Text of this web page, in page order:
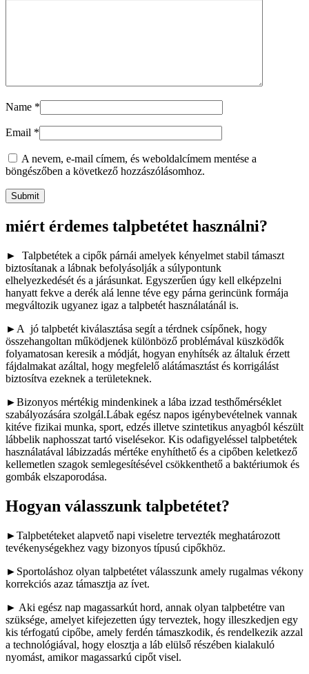
Name *
Email *
A nevem, e-mail címem, és weboldalcímem mentése a
böngészőben a következő hozzászólásomhoz.
miért érdemes talpbetétet használni?
► Talpbetétek a cipők párnái amelyek kényelmet stabil támaszt
biztosítanak a lábnak befolyásolják a súlypontunk
elhelyezkedését és a járásunkat. Egyszerűen úgy kell elképzelni
hanyatt fekve a derék alá lenne téve egy párna gerincünk formája
megváltozik ugyanez igaz a talpbetét használatánál is.
►A jó talpbetét kiválasztása segít a térdnek csípőnek, hogy
összehangoltan működjenek különböző problémával küszködők
folyamatosan keresik a módját, hogyan enyhítsék az általuk érzett
fájdalmakat azáltal, hogy megfelelő alátámasztást és korrigálást
biztosítva ezeknek a területeknek.
►Bizonyos mértékig mindenkinek a lába izzad testhőmérséklet
szabályozására szolgál.Lábak egész napos igénybevételnek vannak
kitéve fizikai munka, sport, edzés illetve szintetikus anyagból készült
lábbelik naphosszat tartó viselésekor. Kis odafigyeléssel talpbetétek
használatával lábizzadás mértéke enyhíthető és a cipőben keletkező
kellemetlen szagok semlegesítésével csökkenthető a baktériumok és
gombák elszaporodása.
Hogyan válasszunk talpbetétet?
►Talpbetéteket alapvető napi viseletre tervezték meghatározott
tevékenységekhez vagy bizonyos típusú cipőkhöz.
►Sportoláshoz olyan talpbetétet válasszunk amely rugalmas vékony
korrekciós azaz támasztja az ívet.
► Aki egész nap magassarkút hord, annak olyan talpbetétre van
szüksége, amelyet kifejezetten úgy terveztek, hogy illeszkedjen egy
kis térfogatú cipőbe, amely ferdén támaszkodik, és rendelkezik azzal
a technológiával, hogy elosztja a láb elülső részében kialakuló
nyomást, amikor magassarkú cipőt visel.